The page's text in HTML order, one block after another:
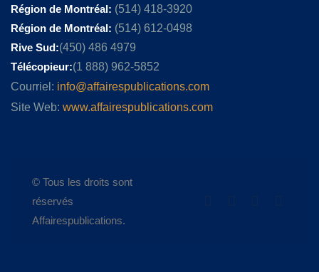
Région de Montréal: (514) 418-3920
Région de Montréal: (514) 612-0498
Rive Sud:(450) 486 4979
Télécopieur:(1 888) 962-5852
Courriel: info@affairespublications.com
Site Web: www.affairespublications.com
© Tous les droits sont
réservés
Affairespublications.